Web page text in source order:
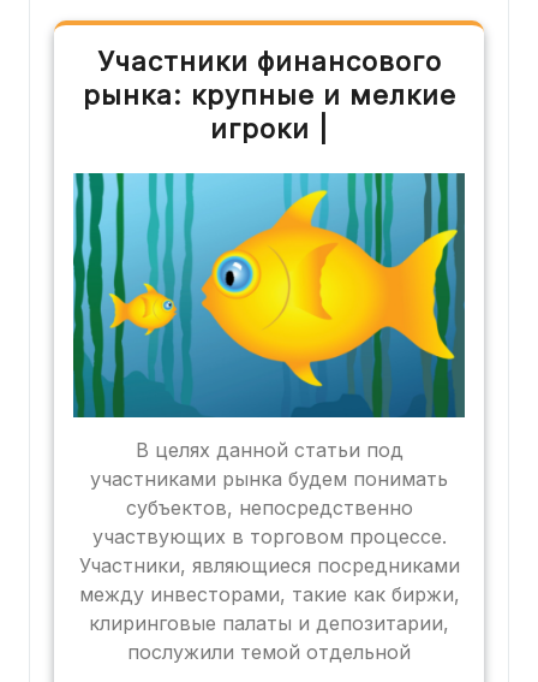
Участники финансового
рынка: крупные и мелкие
игроки |
В целях данной статьи под
участниками рынка будем понимать
субъектов, непосредственно
участвующих в торговом процессе.
Участники, являющиеся посредниками
между инвесторами, такие как биржи,
клиринговые палаты и депозитарии,
послужили темой отдельной